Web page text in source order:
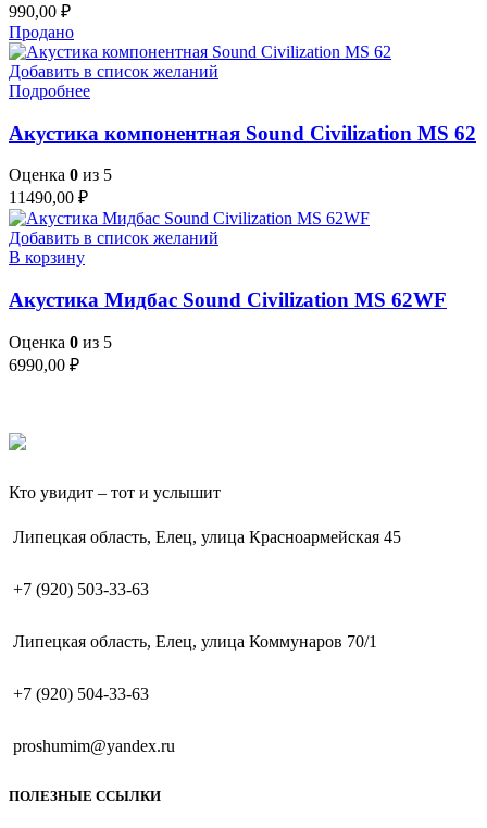
990,00 ₽
Продано
Добавить в список желаний
Подробнее
Акустика компонентная Sound Civilization MS 62
Оценка 0 из 5
11490,00 ₽
Добавить в список желаний
В корзину
Акустика Мидбас Sound Civilization MS 62WF
Оценка 0 из 5
6990,00 ₽
Кто увидит – тот и услышит
Липецкая область, Елец, улица Красноармейская 45
+7 (920) 503-33-63
Липецкая область, Елец, улица Коммунаров 70/1
+7 (920) 504-33-63
proshumim@yandex.ru
ПОЛЕЗНЫЕ ССЫЛКИ